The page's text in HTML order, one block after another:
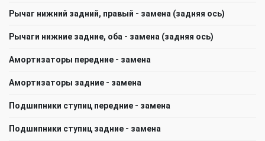
Рычаг нижний задний, правый - замена (задняя ось)
Рычаги нижние задние, оба - замена (задняя ось)
Амортизаторы передние - замена
Амортизаторы задние - замена
Подшипники ступиц передние - замена
Подшипники ступиц задние - замена